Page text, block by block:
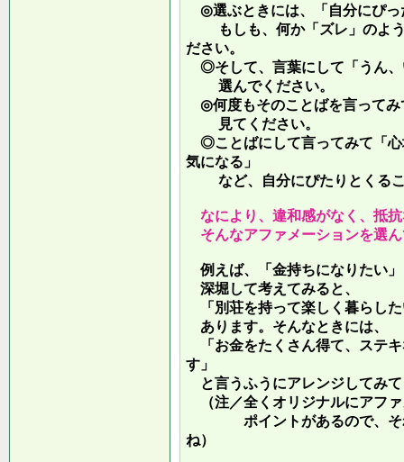
◎選ぶときには、「自分にぴっ
もしも、何か「ズレ」のよう
ださい。
◎そして、言葉にして「うん、
選んでください。
◎何度もそのことばを言ってみ
見てください。
◎ことばにして言ってみて「心
気になる」
など、自分にぴたりとくるこ
なにより、違和感がなく、抵
そんなアファメーションを選
例えば、「金持ちになりたい
深堀して考えてみると、
「別荘を持って楽しく暮らし
あります。そんなときには、
「お金をたくさん得て、ステ
す」
と言うふうにアレンジしてみ
（注／全くオリジナルにアフ
ポイントがあるので、それ
ね）